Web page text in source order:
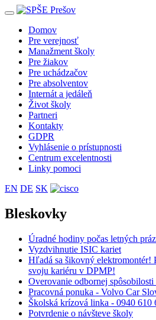
Toggle
navigationDomov
Pre verejnosť
Manažment školy
Pre žiakov
Pre uchádzačov
Pre absolventov
Internát a jedáleň
Život školy
Partneri
Kontakty
GDPR
Vyhlásenie o prístupnosti
Centrum excelentnosti
Linky pomoci
EN DE SK
Bleskovky
Úradné hodiny počas letných
Vyzdvihnutie ISIC kariet
Hľadá sa šikovný elektromontér!
svoju kariéru v DPMP!
Overovanie odbornej
Pracovná ponuka - Volvo Car
Školská krízová linka - 0940 610
Potvrdenie o návšteve školy